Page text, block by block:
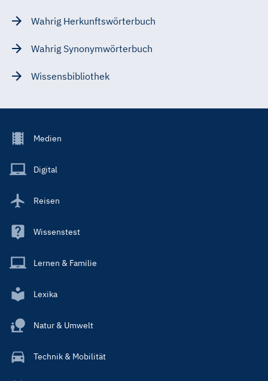
Wahrig Herkunftswörterbuch
Wahrig Synonymwörterbuch
Wissensbibliothek
Footer
Main
Medien
Digital
Reisen
Wissenstest
Lernen & Familie
Lexika
Natur & Umwelt
Technik & Mobilität